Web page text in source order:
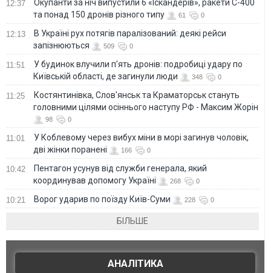
12:37
Окупанти за ніч випустили 6 «Іскандерів», ракети С-400
та понад 150 дронів різного типу
61 0
12:13
В Україні рух потягів паралізований: деякі рейси
запізнюються
509 0
11:51
У будинок влучили п'ять дронів: подробиці удару по
Київській області, де загинули люди
348 0
11:25
Костянтинівка, Слов'янськ та Краматорськ стануть
головними цілями осіннього наступу РФ - Максим Жорін
98 0
11:01
У Коблевому через вибух міни в морі загинув чоловік,
дві жінки поранені
166 0
10:42
Пентагон усунув від служби генерала, який
координував допомогу Україні
268 0
10:21 Ворог ударив по поїзду Київ-Суми 228 0
БІЛЬШЕ
АНАЛІТИКА